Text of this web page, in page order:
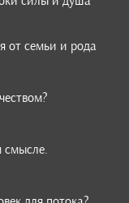
от семьи и рода
смысле.